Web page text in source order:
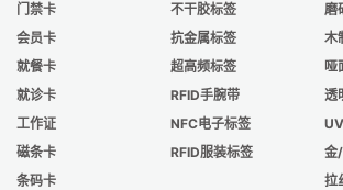
门禁卡
会员卡
就餐卡
就诊卡
工作证
磁条卡
条码卡
不干胶标签
抗金属标签
超高频标签
RFID手腕带
NFC电子标签
RFID服装标签
磨
木
哑
透
UV
金
拉